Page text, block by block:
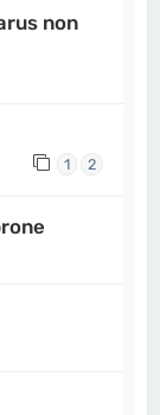
non
1 2